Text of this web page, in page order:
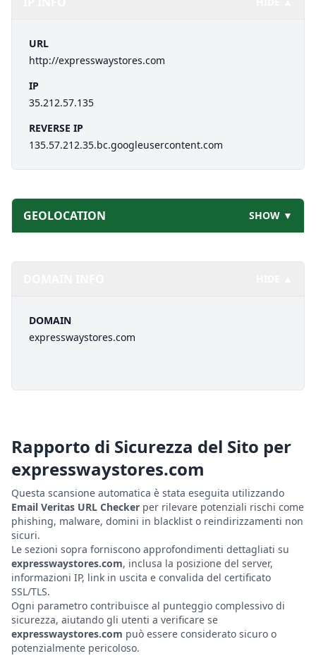
URL
http://expresswaystores.com
IP
35.212.57.135
REVERSE IP
135.57.212.35.bc.googleusercontent.com
GEOLOCATION SHOW ▼
DOMAIN
expresswaystores.com
Rapporto di Sicurezza del Sito per
expresswaystores.com
Questa scansione automatica è stata eseguita utilizzando
Email Veritas URL Checker per rilevare potenziali rischi come
phishing, malware, domini in blacklist o reindirizzamenti non
sicuri.
Le sezioni sopra forniscono approfondimenti dettagliati su
expresswaystores.com, inclusa la posizione del server,
informazioni IP, link in uscita e convalida del certificato
SSL/TLS.
Ogni parametro contribuisce al punteggio complessivo di
sicurezza, aiutando gli utenti a verificare se
expresswaystores.com può essere considerato sicuro o
potenzialmente pericoloso.